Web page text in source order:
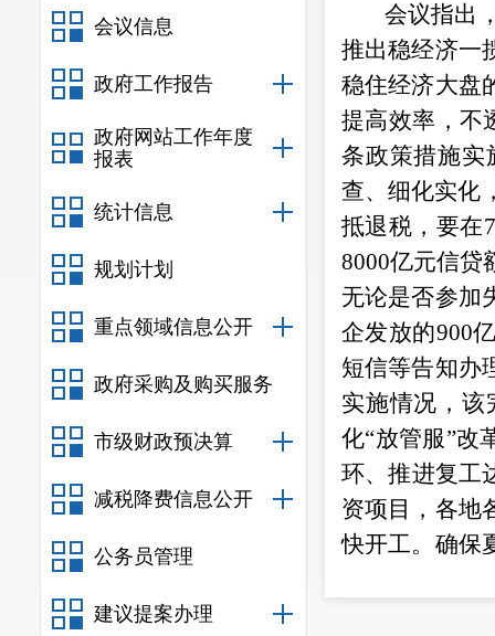
会议信息
政府工作报告
政府网站工作年度
报表
统计信息
规划计划
重点领域信息公开
政府采购及购买服务
市级财政预决算
减税降费信息公开
公务员管理
建议提案办理
会议指出
推出稳经济一
稳住经济大盘
提高效率，不
条政策措施实
查、细化实化
抵退税，要在7
8000亿元信贷
无论是否参加
企发放的900
短信等告知办
实施情况，该
化“放管服”改
环、推进复工
资项目，各地
快开工。确保